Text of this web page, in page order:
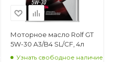
Моторное масло Rolf GT
5W-30 A3/B4 SL/CF, 4л
Узнать свободное наличие